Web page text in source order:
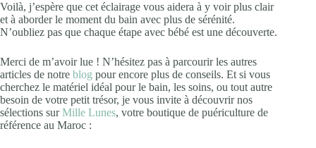
Voilà, j’espère que cet éclairage vous aidera à y voir plus clair
et à aborder le moment du bain avec plus de sérénité.
N’oubliez pas que chaque étape avec bébé est une découverte.
Merci de m’avoir lue ! N’hésitez pas à parcourir les autres
articles de notre blog pour encore plus de conseils. Et si vous
cherchez le matériel idéal pour le bain, les soins, ou tout autre
besoin de votre petit trésor, je vous invite à découvrir nos
sélections surMille Lunes, votre boutique de puériculture de
référence au Maroc :